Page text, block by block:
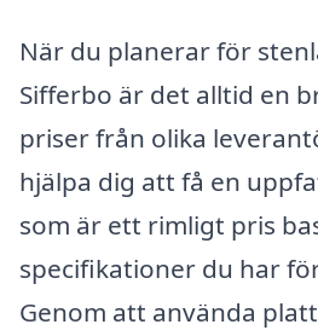
När du planerar för
Sifferbo är det alltid en
priser från olika
hjälpa dig att få en
som är ett rimligt pris
specifikationer du har
Genom att använda